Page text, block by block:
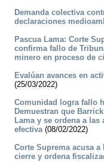
Demanda colectiva
declaraciones
Pascua Lama: Corte
confirma fallo de
minero en proceso de
Evalúan avances en
(25/03/2022)
Comunidad logra fallo
Demuestran que
Lama y se ordena a
efectiva(08/02/2022)
Corte Suprema acusa
cierre y ordena